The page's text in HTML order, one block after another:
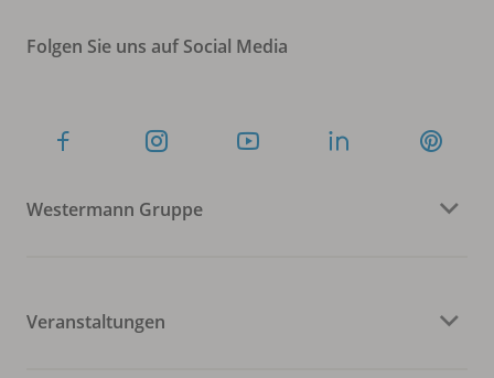
Folgen Sie uns auf Social Media
Westermann Gruppe
Veranstaltungen